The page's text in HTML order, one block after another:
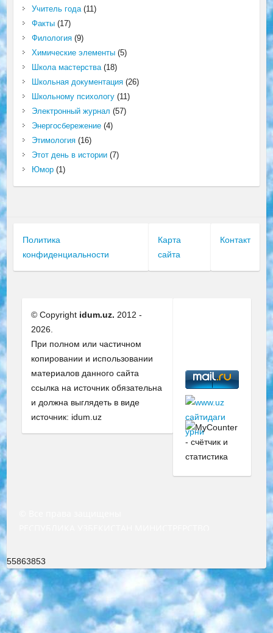
Учитель года(11)
Факты(17)
Филология(9)
Химические элементы(5)
Школа мастерства(18)
Школьная документация(26)
Школьному психологу(11)
Электронный журнал (57)
Энергосбережение(4)
Этимология(16)
Этот день в истории(7)
Юмор(1)
Политика
конфиденциальности
Карта
сайта
Контакт
© Copyright idum.uz. 2012 -
2026.
При полном или частичном
копировании и использовании
материалов данного сайта
ссылка на источник обязательна
и должна выглядеть в виде
источник: idum.uz
55863853